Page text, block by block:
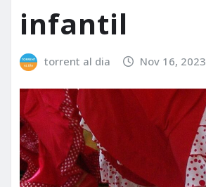
infantil
torrent al dia Nov 16, 2023